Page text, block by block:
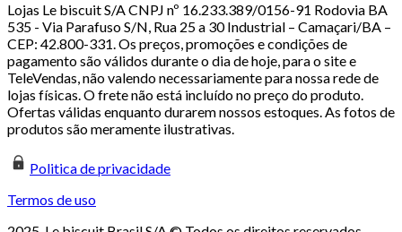
Lojas Le biscuit S/A CNPJ nº 16.233.389/0156-91 Rodovia BA
535 - Via Parafuso S/N, Rua 25 a 30 Industrial – Camaçari/BA –
CEP: 42.800-331. Os preços, promoções e condições de
pagamento são válidos durante o dia de hoje, para o site e
TeleVendas, não valendo necessariamente para nossa rede de
lojas físicas. O frete não está incluído no preço do produto.
Ofertas válidas enquanto durarem nossos estoques. As fotos de
produtos são meramente ilustrativas.
Politica de privacidade
Termos de uso